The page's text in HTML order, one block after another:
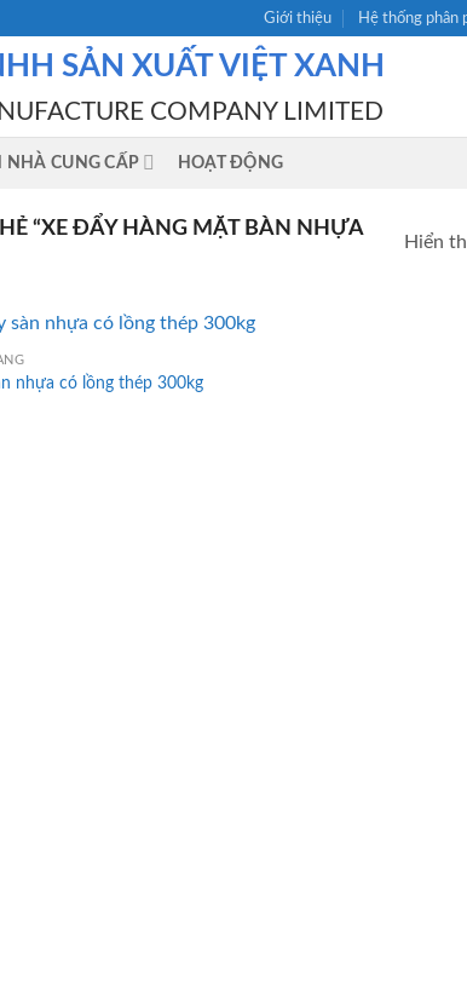
Giới thiệu Hệ thống phân
SẢN XUẤT VIỆT XANH
COMPANY LIMITED
NHÀ CUNG CẤP HOẠT ĐỘNG
“XE ĐẨY HÀNG MẶT BÀN NHỰA
Hiển
nhựa có lồng thép 300kg